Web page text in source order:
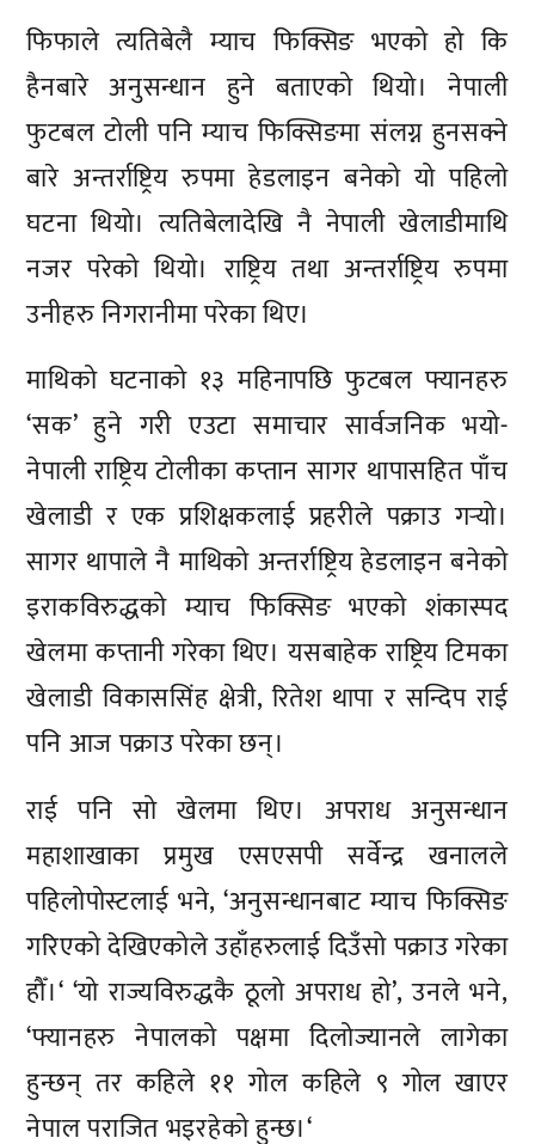
फिफाले त्यतिबेलै म्याच फिक्सिङ भएको हो कि
हैनबारे अनुसन्धान हुने बताएको थियो। नेपाली
फुटबल टोली पनि म्याच फिक्सिङमा संलग्न हुनसक्ने
बारे अन्तर्राष्ट्रिय रुपमा हेडलाइन बनेको यो पहिलो
घटना थियो। त्यतिबेलादेखि नै नेपाली खेलाडीमाथि
नजर परेको थियो। राष्ट्रिय तथा अन्तर्राष्ट्रिय रुपमा
उनीहरु निगरानीमा परेका थिए।
माथिको घटनाको १३ महिनापछि फुटबल फ्यानहरु
‘सक’ हुने गरी एउटा समाचार सार्वजनिक भयो-
नेपाली राष्ट्रिय टोलीका कप्तान सागर थापासहित पाँच
खेलाडी र एक प्रशिक्षकलाई प्रहरीले पक्राउ गर्‍यो।
सागर थापाले नै माथिको अन्तर्राष्ट्रिय हेडलाइन बनेको
इराकविरुद्धको म्याच फिक्सिङ भएको शंकास्पद
खेलमा कप्तानी गरेका थिए। यसबाहेक राष्ट्रिय टिमका
खेलाडी विकाससिंह क्षेत्री, रितेश थापा र सन्दिप राई
पनि आज पक्राउ परेका छन्।
राई पनि सो खेलमा थिए। अपराध अनुसन्धान
महाशाखाका प्रमुख एसएसपी सर्वेन्द्र खनालले
पहिलोपोस्टलाई भने, ‘अनुसन्धानबाट म्याच फिक्सिङ
गरिएको देखिएकोले उहाँहरुलाई दिउँसो पक्राउ गरेका
हौँ।‘ ‘यो राज्यविरुद्धकै ठूलो अपराध हो’, उनले भने,
‘फ्यानहरु नेपालको पक्षमा दिलोज्यानले लागेका
हुन्छन् तर कहिले ११ गोल कहिले ९ गोल खाएर
नेपाल पराजित भइरहेको हुन्छ।‘